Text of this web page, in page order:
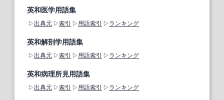
英和医学用語集
出典元 索引 用語索引 ランキング
英和解剖学用語集
出典元 索引 用語索引 ランキング
英和病理所見用語集
出典元 索引 用語索引 ランキング